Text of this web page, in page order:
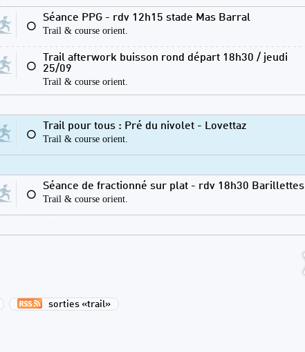
⚪
Séance PPG - rdv 12h15 stade Mas Barral
Trail & course orient.
⚪
Trail afterwork buisson rond départ 18h30 / jeudi
25/09
Trail & course orient.
⚪
Trail pour tous : Pré du nivolet - Lovettaz
Trail & course orient.
⚪
Séance de fractionné sur plat - rdv 18h30 Barillettes
Trail & course orient.
sorties «trail»